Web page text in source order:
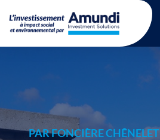
PARFONCIÈRE CHÊNELET